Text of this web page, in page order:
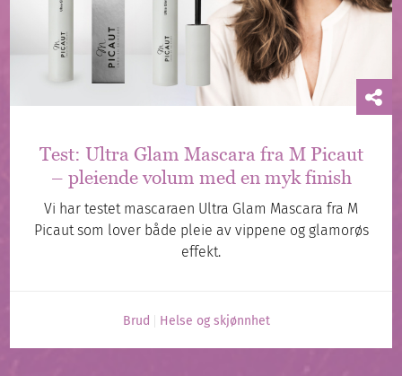
Test: Ultra Glam Mascara fra M Picaut
– pleiende volum med en myk finish
Vi har testet mascaraen Ultra Glam Mascara fra M
Picaut som lover både pleie av vippene og glamorøs
effekt.
Brud Helse og skjønnhet